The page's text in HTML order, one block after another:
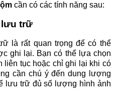
cần có các tính năng sau:
lưu trữ
là rất quan trọng để có thể
ghi lại. Bạn có thể lựa chọn
liên tục hoặc chỉ ghi lại khi có
cần chú ý đến dung lượng
lưu trữ đủ số lượng hình ảnh